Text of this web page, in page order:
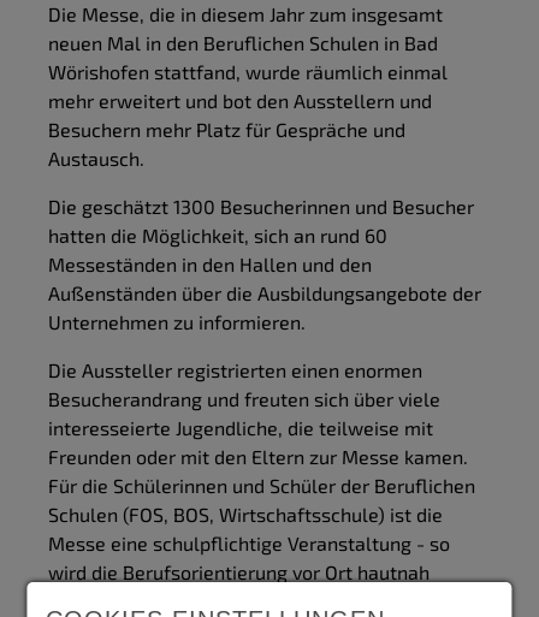
Die Messe, die in diesem Jahr zum insgesamt
neuen Mal in den Beruflichen Schulen in Bad
Wörishofen stattfand, wurde räumlich einmal
mehr erweitert und bot den Ausstellern und
Besuchern mehr Platz für Gespräche und
Austausch.
Die geschätzt 1300 Besucherinnen und Besucher
hatten die Möglichkeit, sich an rund 60
Messeständen in den Hallen und den
Außenständen über die Ausbildungsangebote der
Unternehmen zu informieren.
Die Aussteller registrierten einen enormen
Besucherandrang und freuten sich über viele
interesseierte Jugendliche, die teilweise mit
Freunden oder mit den Eltern zur Messe kamen.
Für die Schülerinnen und Schüler der Beruflichen
Schulen (FOS, BOS, Wirtschaftsschule) ist die
Messe eine schulpflichtige Veranstaltung - so
wird die Berufsorientierung vor Ort hautnah